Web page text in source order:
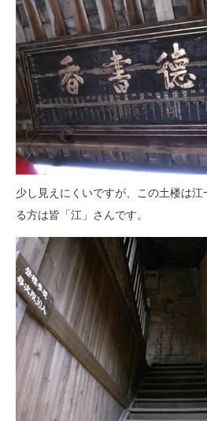
少し見えにくいですが、この土楼は
る方は皆「江」さんです。